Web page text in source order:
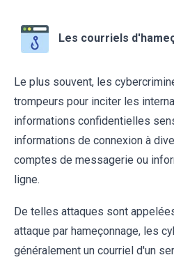
Les courriels
Le plus souvent, les
trompeurs pour inciter les
informations confidentielles
informations de connexion à
comptes de messagerie ou
ligne.
De telles attaques sont
attaque par hameçonnage, les
généralement un courriel d'un